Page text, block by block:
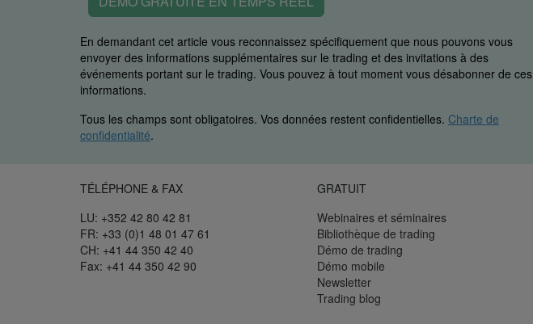
En demandant cet article vous reconnaissez spécifiquement que nous pouvons vous
envoyer des informations supplémentaires sur le trading et des invitations à des
événements portant sur le trading. Vous pouvez à tout moment vous désabonner de ces
informations.
Tous les champs sont obligatoires. Vos données restent confidentielles. Charte de
confidentialité.
TÉLÉPHONE & FAX
LU: +352 42 80 42 81
FR: +33 (0)1 48 01 47 61
CH: +41 44 350 42 40
Fax: +41 44 350 42 90
GRATUIT
Webinaires et séminaires
Bibliothèque de trading
Démo de trading
Démo mobile
Newsletter
Trading blog